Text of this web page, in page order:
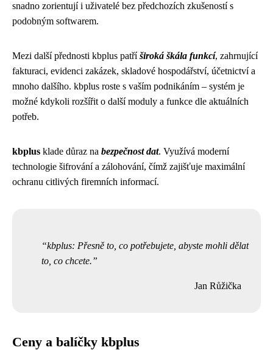
snadno zorientují i uživatelé bez předchozích zkušeností s
podobným softwarem.
Mezi další přednosti kbplus patříširoká škála funkcí, zahrnující
fakturaci, evidenci zakázek, skladové hospodářství, účetnictví a
mnoho dalšího. kbplus roste s vaším podnikáním – systém je
možné kdykoli rozšířit o další moduly a funkce dle aktuálních
potřeb.
kbplus klade důraz na bezpečnost dat. Využívá moderní
technologie šifrování a zálohování, čímž zajišťuje maximální
ochranu citlivých firemních informací.
kbplus: Přesně to, co potřebujete, abyste mohli dělat
to, co chcete.
Jan Růžička
Ceny a balíčky kbplus